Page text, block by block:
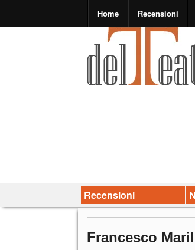
Home Recensioni
Recensioni
Francesco